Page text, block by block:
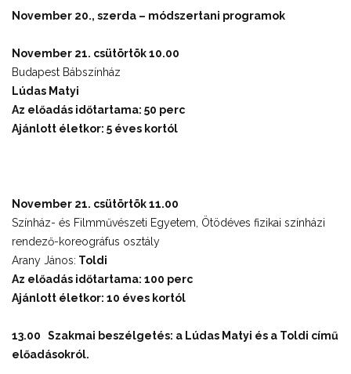
November 20., szerda – módszertani programok
November 21. csütörtök 10.00
Budapest Bábszínház
Lúdas Matyi
Az előadás időtartama: 50 perc
Ajánlott életkor: 5 éves kortól
November 21. csütörtök 11.00
Színház- és Filmművészeti Egyetem, Ötödéves fizikai színházi
rendező-koreográfus osztály
Arany János: Toldi
Az előadás időtartama: 100 perc
Ajánlott életkor: 10 éves kortól
13.00 Szakmai beszélgetés: a Lúdas Matyi és a Toldi című
előadásokról.